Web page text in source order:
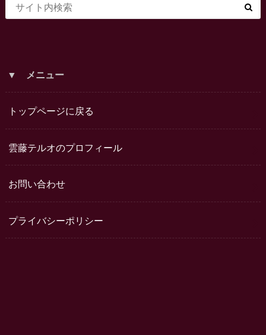
▼ メニュー
トップページに戻る
雲藤テルオのプロフィール
お問い合わせ
プライバシーポリシー